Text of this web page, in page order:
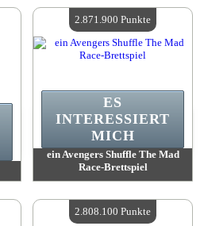
Verfügbare Menge:4
ein Avengers Shuffle The Mad
Race-Brettspiel
Verfügbare Menge:4
ES
INTERESSIERT
MICH
2.871.900 Punkte
2.808.100 Punkte